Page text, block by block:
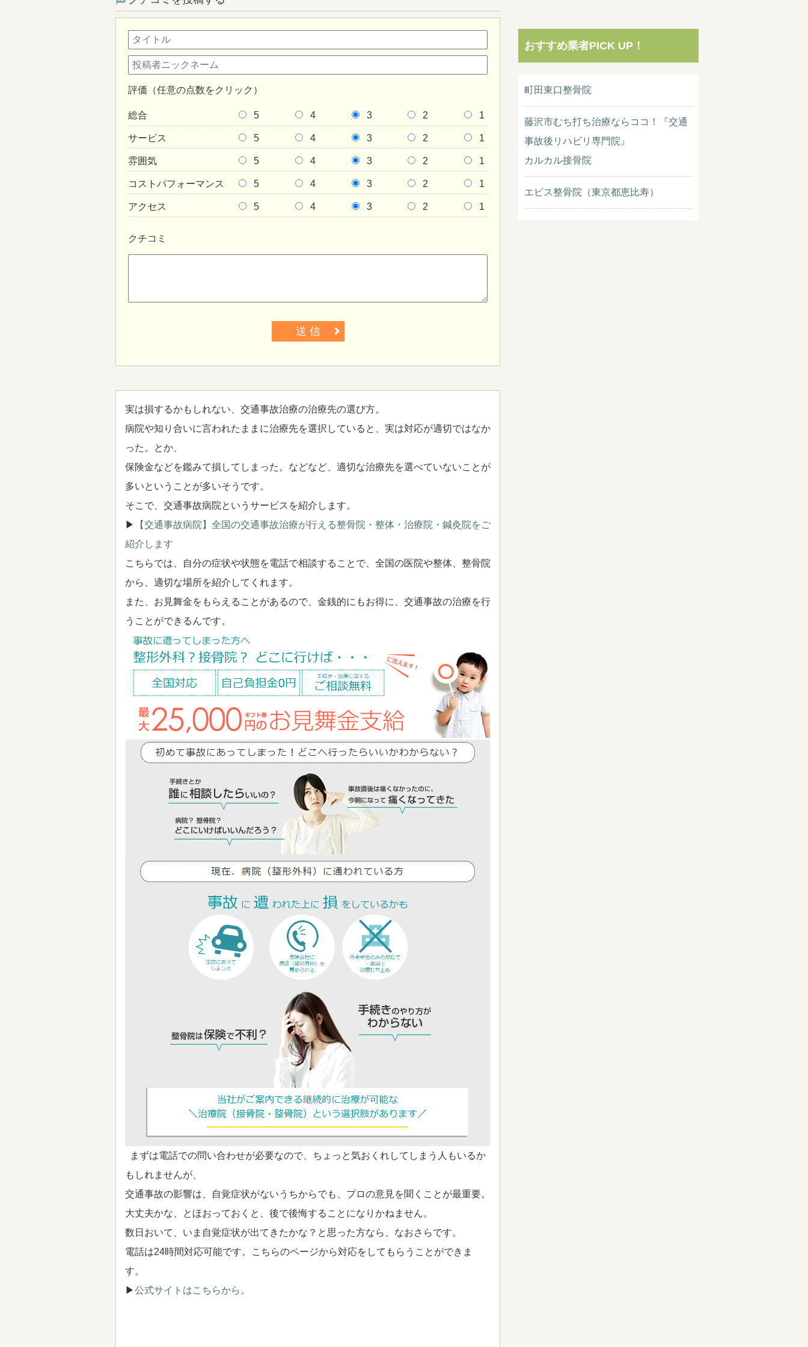
評価（任意の点数をクリック）
総合 5 4 3 2 1
サービス 5 4 3 2 1
雰囲気 5 4 3 2 1
コストパフォーマンス 5 4 3 2 1
アクセス 5 4 3 2 1
クチコミ
送 信
実は損するかもしれない、交通事故治療の治療先の選び方。
病院や知り合いに言われたままに治療先を選択していると、実は対応が適切ではなか
った。とか、
保険金などを鑑みて損してしまった。などなど、適切な治療先を選べていないことが
多いということが多いそうです。
そこで、交通事故病院というサービスを紹介します。
▶
【交通事故病院】全国の交通事故治療が行える整骨院・整体・治療院・鍼灸院をご
紹介します
こちらでは、自分の症状や状態を電話で相談することで、全国の医院や整体、整骨院
から、適切な場所を紹介してくれます。
また、お見舞金をもらえることがあるので、金銭的にもお得に、交通事故の治療を行
うことができるんです。
まずは電話での問い合わせが必要なので、ちょっと気おくれしてしまう人もいるか
もしれませんが、
交通事故の影響は、自覚症状がないうちからでも、プロの意見を聞くことが最重要。
大丈夫かな、とほおっておくと、後で後悔することになりかねません。
数日おいて、いま自覚症状が出てきたかな？と思った方なら、なおさらです。
電話は24時間対応可能です。こちらのページから対応をしてもらうことができま
す。
▶公式サイトはこちらから。
おすすめ業者PICK UP！
町田東口整骨院
藤沢市むち打ち治療ならココ！『交通
事故後リハビリ専門院』
カルカル接骨院
エビス整骨院（東京都恵比寿）